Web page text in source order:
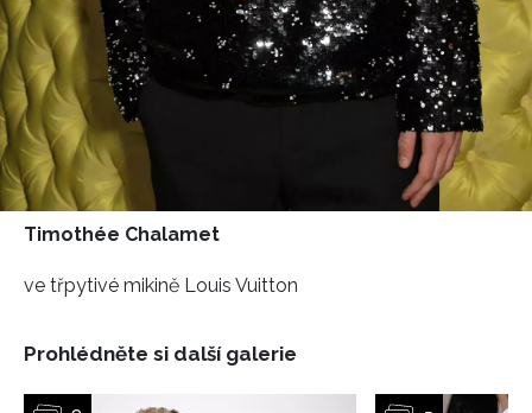
Timothée Chalamet
ve třpytivé mikině Louis Vuitton
Prohlédněte si další galerie